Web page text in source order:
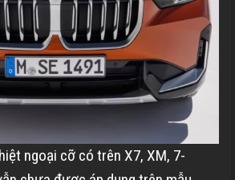
ngoại cỡ có trên X7, XM, 7-